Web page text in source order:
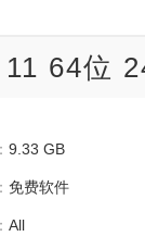
64位
9.33 GB
免费软件
All